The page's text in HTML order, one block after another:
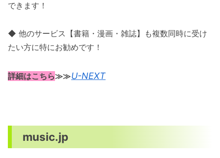
できます！
◆ 他のサービス【書籍・漫画・雑誌】も複数同時に受け
たい方に特にお勧めです！
詳細はこちら≫≫U-NEXT
music.jp